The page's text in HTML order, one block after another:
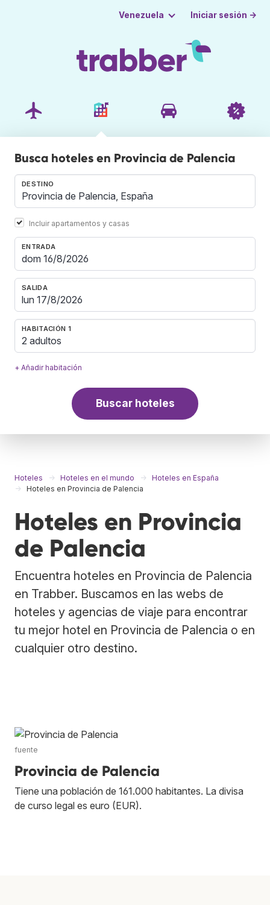
Venezuela Iniciar sesión →
Busca hoteles en Provincia de Palencia
DESTINO
Incluir apartamentos y casas
ENTRADA
SALIDA
HABITACIÓN 1
2 adultos
+ Añadir habitación
Buscar hoteles
Hoteles Hoteles en el mundo
Hoteles en España
Hoteles en Provincia de Palencia
Hoteles en Provincia
de Palencia
Encuentra hoteles en Provincia de Palencia
en Trabber. Buscamos en las webs de
hoteles y agencias de viaje para encontrar
tu mejor hotel en Provincia de Palencia o en
cualquier otro destino.
fuente
Provincia de Palencia
Tiene una población de 161.000 habitantes. La divisa
de curso legal es euro (EUR).